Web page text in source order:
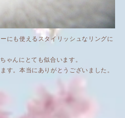
にも使えるスタイリッシュなリングに
ゃんにとても似合います。
す。本当にありがとうございました。